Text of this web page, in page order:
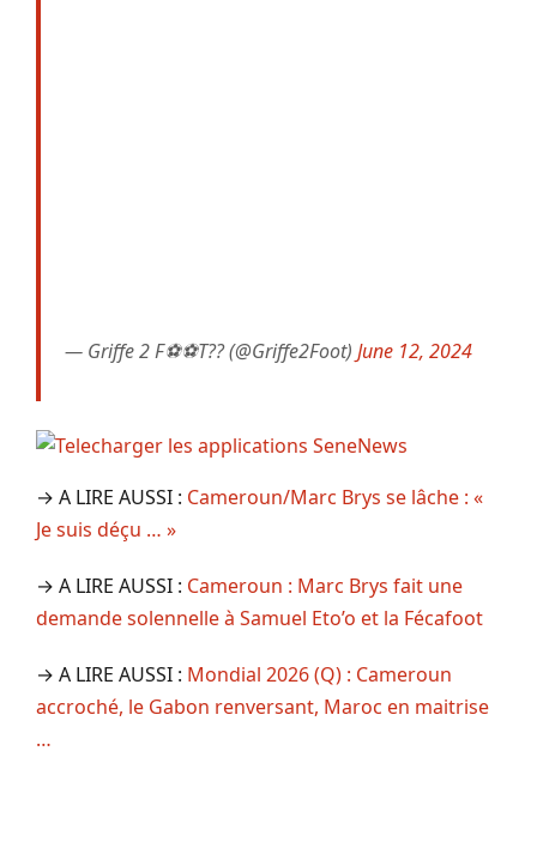
— Griffe 2 F⚽⚽T?? (@Griffe2Foot) June 12, 2024
→ A LIRE AUSSI : Cameroun/Marc Brys se lâche : «
Je suis déçu … »
→ A LIRE AUSSI : Cameroun : Marc Brys fait une
demande solennelle à Samuel Eto’o et la Fécafoot
→ A LIRE AUSSI : Mondial 2026 (Q) : Cameroun
accroché, le Gabon renversant, Maroc en maitrise
…